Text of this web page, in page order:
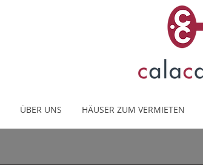
ÜBER UNS HÄUSER ZUM VERMIETEN